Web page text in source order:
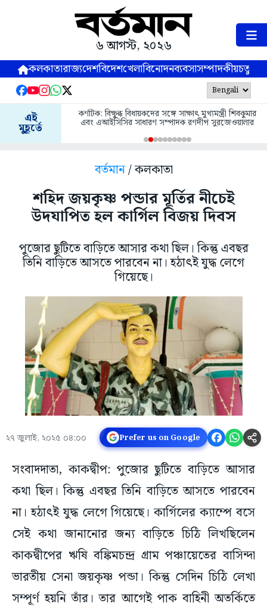
৬ আগস্ট, ২০২৬
কলকাতারাজ্যদেশবিদেশখেলাবিনোদনব্যবসাসম্পাদকীয়
এই
মুহূর্তে
কর্ণাটক: বিক্ষুব্ধ বিধায়কদের সঙ্গে সাক্ষাৎ মুখ্যমন্ত্রী শিবকুমার
এবং এআইসিসির সাধারণ সম্পাদক রণদীপ সুরজেওয়ালার
বর্তমান/ কলকাতা
শহিদ জয়কৃষ্ণ পন্ডার মূর্তির নীচেই
উদযাপিত হল কার্গিল বিজয় দিবস
পুজোর ছুটিতে বাড়িতে আসার কথা ছিল। কিন্তু এবছর
তিনি বাড়িতে আসতে পারবেন না। হঠাৎই যুদ্ধ লেগে
গিয়েছে।
২৭ জুলাই, ২০২৫ ০৪:০০ Prefer us on Google
সংবাদদাতা, কাকদ্বীপ: পুজোর ছুটিতে বাড়িতে আসার
কথা ছিল। কিন্তু এবছর তিনি বাড়িতে আসতে পারবেন
না। হঠাৎই যুদ্ধ লেগে গিয়েছে। কার্গিলের ক্যাম্পে বসে
সেই কথা জানানোর জন্য বাড়িতে চিঠি লিখছিলেন
কাকদ্বীপের ঋষি বঙ্কিমচন্দ্র গ্রাম পঞ্চায়েতের বাসিন্দা
ভারতীয় সেনা জয়কৃষ্ণ পন্ডা। কিন্তু সেদিন চিঠি লেখা
সম্পূর্ণ হয়নি তাঁর। তার আগেই পাক বাহিনী অতর্কিতে